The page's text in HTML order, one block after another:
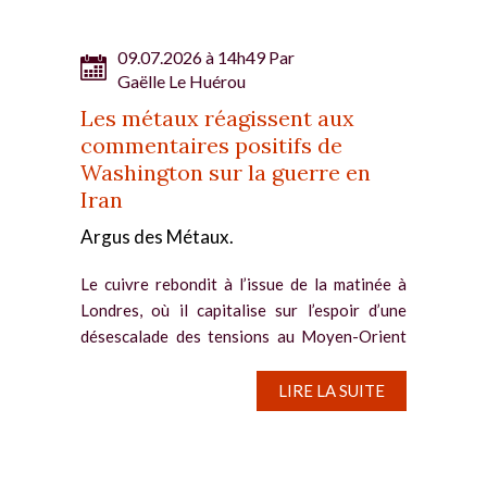
09.07.2026 à 14h49 Par
Gaëlle Le Huérou
Les métaux réagissent aux
commentaires positifs de
Washington sur la guerre en
Iran
Argus des Métaux.
Le cuivre rebondit à l’issue de la matinée à
Londres, où il capitalise sur l’espoir d’une
désescalade des tensions au Moyen-Orient
progression. Le contrat à trois mois du cuivre
LIRE LA SUITE